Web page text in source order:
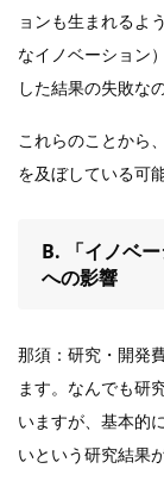
ョンも生まれるよ
なイノベーション
した結果の失敗な
これらのことから
を及ぼしている可
B. 「イノベ
への影響
那須：研究・開発
ます。なんでも研
いますが、基本的
いという研究結果